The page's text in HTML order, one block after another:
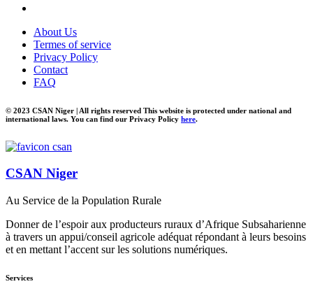
About Us
Termes of service
Privacy Policy
Contact
FAQ
© 2023 CSAN Niger | All rights reserved This website is protected under national and
international laws. You can find our Privacy Policy here.
CSAN Niger
Au Service de la Population Rurale
Donner de l’espoir aux producteurs ruraux d’Afrique Subsaharienne
à travers un appui/conseil agricole adéquat répondant à leurs besoins
et en mettant l’accent sur les solutions numériques.
Services